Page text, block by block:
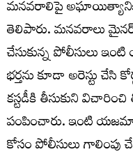
మనవరాలిపై అఘాయిత్యానికి
తెలిపారు. మనవరాలు
చేసుకున్న పోలీసులు
భర్తను కూడా అరెస్టు చేసి
కస్టడీకి తీసుకుని
పంపించారు. ఇంటి
కోసం పోలీసులు గాలింపు